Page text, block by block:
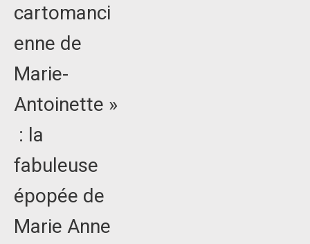
cartomanci
enne de
Marie-
Antoinette »
: la
fabuleuse
épopée de
Marie Anne